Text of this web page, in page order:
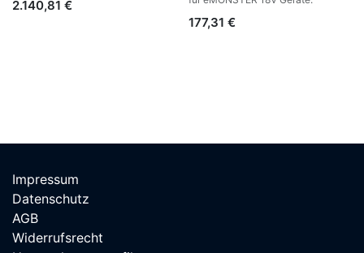
2.140,81 €
177,31 €
Impressum
Datenschutz
AGB
Widerrufsrecht